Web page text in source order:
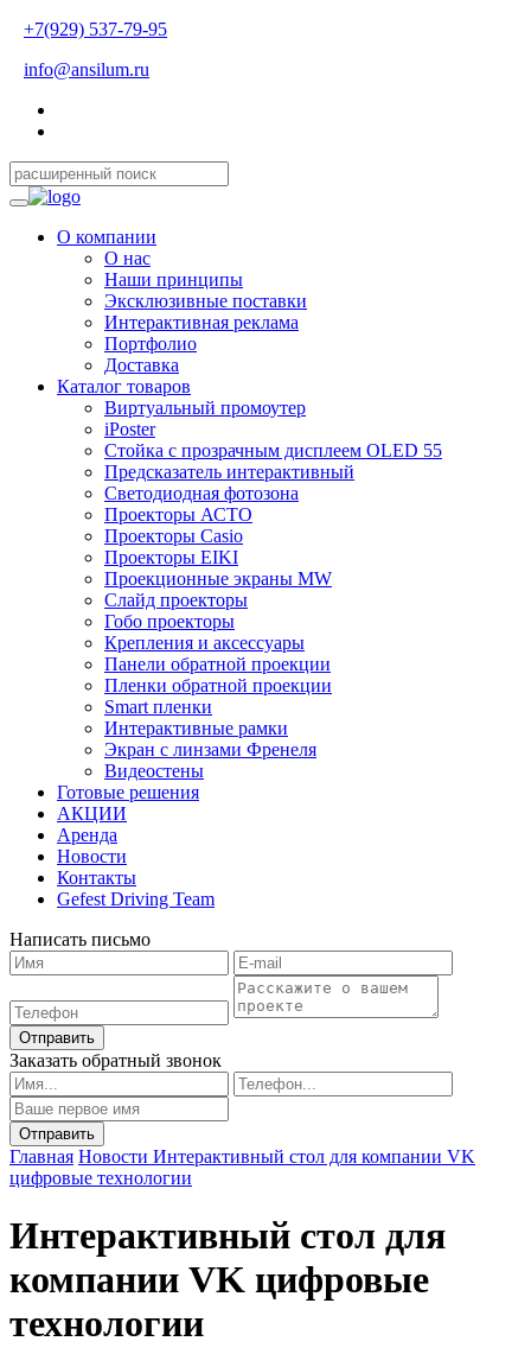
+7(929) 537-79-95
info@ansilum.ru
О компании
О нас
Наши принципы
Эксклюзивные поставки
Интерактивная реклама
Портфолио
Доставка
Каталог товаров
Виртуальный промоутер
iPoster
Стойка с прозрачным дисплеем OLED 55
Предсказатель интерактивный
Светодиодная фотозона
Проекторы АСТО
Проекторы Casio
Проекторы EIKI
Проекционные экраны MW
Слайд проекторы
Гобо проекторы
Крепления и аксессуары
Панели обратной проекции
Пленки обратной проекции
Smart пленки
Интерактивные рамки
Экран с линзами Френеля
Видеостены
Готовые решения
АКЦИИ
Аренда
Новости
Контакты
Gefest Driving Team
Написать письмо
Отправить
Заказать обратный звонок
Главная Новости Интерактивный стол для компании VK
цифровые технологии
Интерактивный стол для
компании VK цифровые
технологии